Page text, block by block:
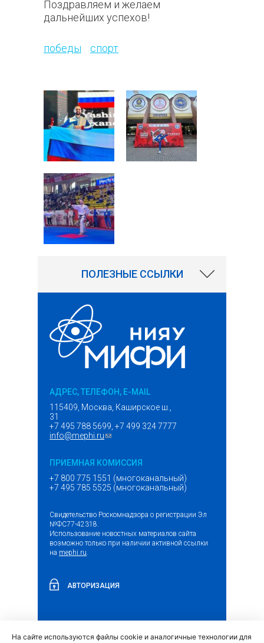
Поздравляем и желаем
дальнейших успехов!
победы спорт
ПОЛЕЗНЫЕ ССЫЛКИ
АДРЕС, ТЕЛЕФОН, E-MAIL
115409, Москва, Каширское ш.,
31
+7 495 788 5699, +7 499 324 7777
info@mephi.ru(ссылка для отправки email)
ПРИЕМНАЯ КОМИССИЯ
+7 800 775 1551 (многоканальный)
+7 495 785 5525 (многоканальный)
Свидетельство Роскомнадзора о регистрации Эл
№ФС77-42318.
Использование новостных материалов сайта
возможно только при наличии активной ссылки
на mephi.ru.
АВТОРИЗАЦИЯ
На сайте используются файлы cookie и аналогичные технологии для